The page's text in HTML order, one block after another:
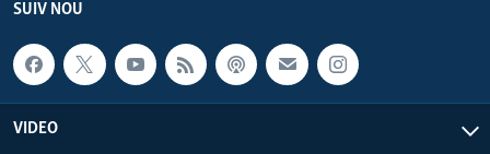
SUIV NOU
VIDEO